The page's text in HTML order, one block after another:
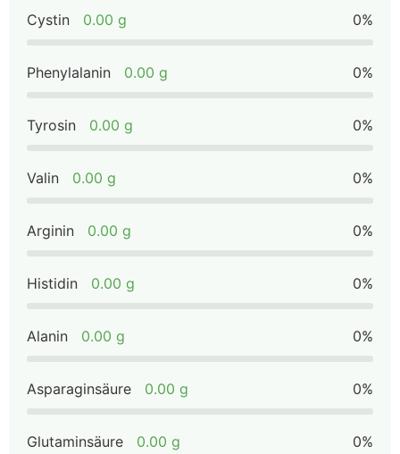
Cystin 0.00 g 0%
Phenylalanin 0.00 g 0%
Tyrosin 0.00 g 0%
Valin 0.00 g 0%
Arginin 0.00 g 0%
Histidin 0.00 g 0%
Alanin 0.00 g 0%
Asparaginsäure 0.00 g 0%
Glutaminsäure 0.00 g 0%